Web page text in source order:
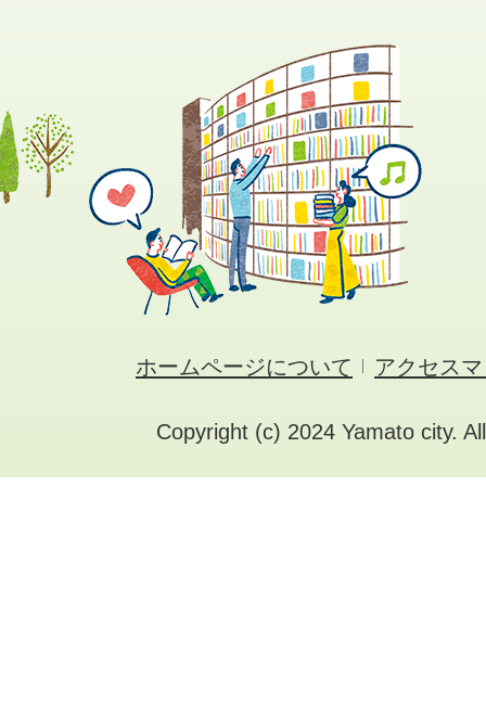
ホームページについて アクセス
Copyright (c) 2024 Yamato city.